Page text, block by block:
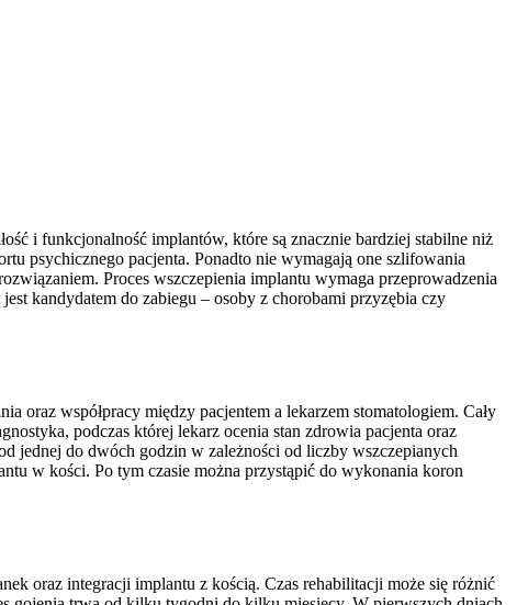
i funkcjonalność implantów, które są znacznie bardziej stabilne niż
psychicznego pacjenta. Ponadto nie wymagają one szlifowania
Proces wszczepienia implantu wymaga przeprowadzenia
kandydatem do zabiegu – osoby z chorobami przyzębia czy
oraz współpracy między pacjentem a lekarzem stomatologiem. Cały
podczas której lekarz ocenia stan zdrowia pacjenta oraz
jednej do dwóch godzin w zależności od liczby wszczepianych
w kości. Po tym czasie można przystąpić do wykonania koron
oraz integracji implantu z kością. Czas rehabilitacji może się różnić